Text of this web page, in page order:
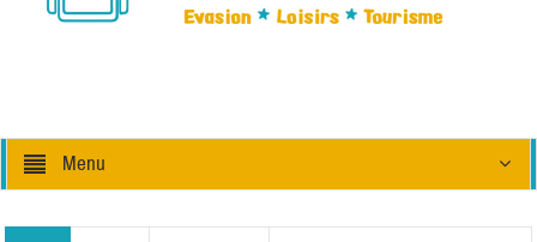
Menu